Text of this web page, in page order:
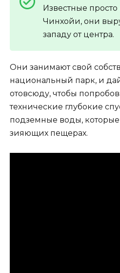
Известные
Чинхойи, они
западу от центра.
Они занимают свой
национальный парк, и
отовсюду, чтобы
технические глубокие
подземные воды,
зияющих пещерах.